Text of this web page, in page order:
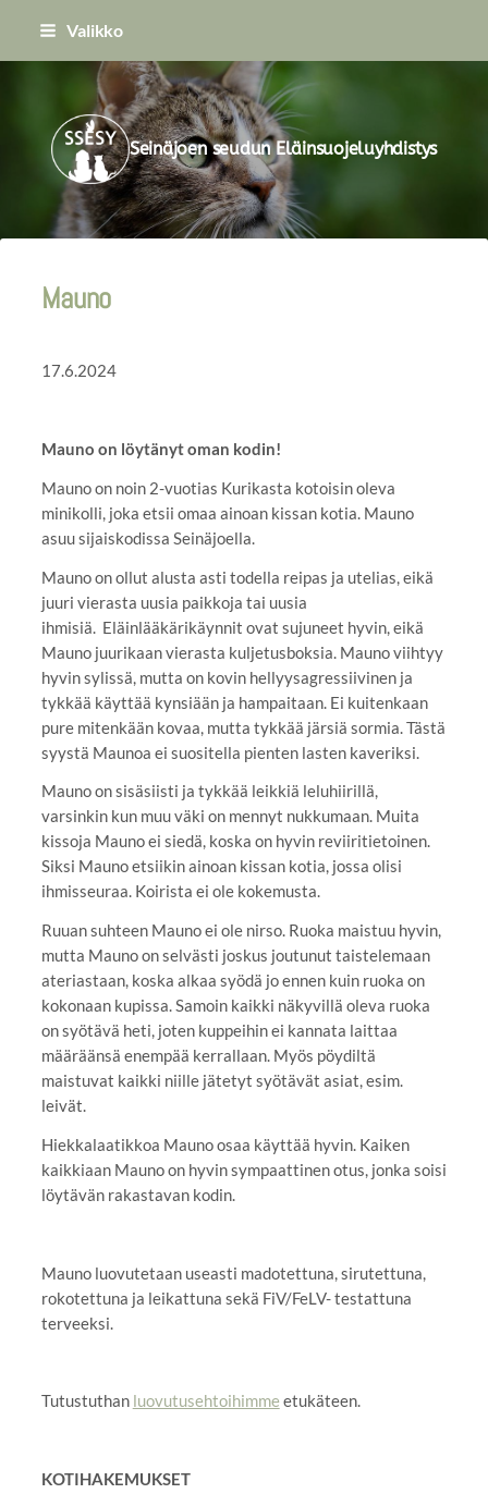
Siirry
Valikko
Seinäjoen seudun Eläinsuojeluyhdistys
Mauno
17.6.2024
Mauno on löytänyt oman kodin!
Mauno on noin 2-vuotias Kurikasta kotoisin oleva
minikolli, joka etsii omaa ainoan kissan kotia. Mauno
asuu sijaiskodissa Seinäjoella.
Mauno on ollut alusta asti todella reipas ja utelias, eikä
juuri vierasta uusia paikkoja tai uusia
ihmisiä. Eläinlääkärikäynnit ovat sujuneet hyvin, eikä
Mauno juurikaan vierasta kuljetusboksia. Mauno viihtyy
hyvin sylissä, mutta on kovin hellyysagressiivinen ja
tykkää käyttää kynsiään ja hampaitaan. Ei kuitenkaan
pure mitenkään kovaa, mutta tykkää järsiä sormia. Tästä
syystä Maunoa ei suositella pienten lasten kaveriksi.
Mauno on sisäsiisti ja tykkää leikkiä leluhiirillä,
varsinkin kun muu väki on mennyt nukkumaan. Muita
kissoja Mauno ei siedä, koska on hyvin reviiritietoinen.
Siksi Mauno etsiikin ainoan kissan kotia, jossa olisi
ihmisseuraa. Koirista ei ole kokemusta.
Ruuan suhteen Mauno ei ole nirso. Ruoka maistuu hyvin,
mutta Mauno on selvästi joskus joutunut taistelemaan
ateriastaan, koska alkaa syödä jo ennen kuin ruoka on
kokonaan kupissa. Samoin kaikki näkyvillä oleva ruoka
on syötävä heti, joten kuppeihin ei kannata laittaa
määräänsä enempää kerrallaan. Myös pöydiltä
maistuvat kaikki niille jätetyt syötävät asiat, esim.
leivät.
Hiekkalaatikkoa Mauno osaa käyttää hyvin. Kaiken
kaikkiaan Mauno on hyvin sympaattinen otus, jonka soisi
löytävän rakastavan kodin.
Mauno luovutetaan useasti madotettuna, sirutettuna,
rokotettuna ja leikattuna sekä FiV/FeLV- testattuna
terveeksi.
Tutustuthan luovutusehtoihimme etukäteen.
KOTIHAKEMUKSET